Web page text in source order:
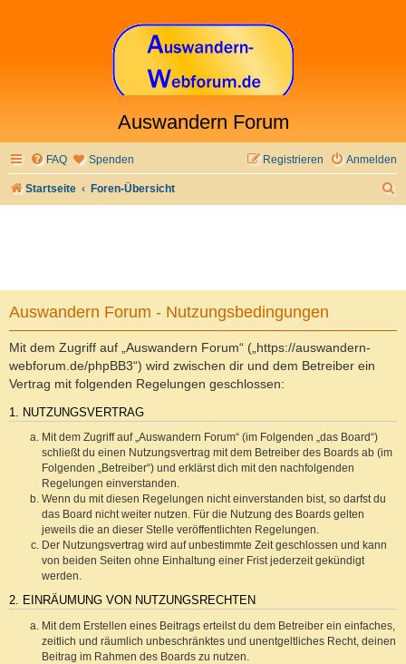
Auswandern Forum
FAQ Spenden Anmelden
Registrieren
Startseite Foren-Übersicht
Auswandern Forum - Nutzungsbedingungen
Mit dem Zugriff auf „Auswandern Forum“ („https://auswandern-
webforum.de/phpBB3“) wird zwischen dir und dem Betreiber ein
Vertrag mit folgenden Regelungen geschlossen:
1. NUTZUNGSVERTRAG
Mit dem Zugriff auf „Auswandern Forum“ (im Folgenden „das Board“)
schließt du einen Nutzungsvertrag mit dem Betreiber des Boards ab (im
Folgenden „Betreiber“) und erklärst dich mit den nachfolgenden
Regelungen einverstanden.
Wenn du mit diesen Regelungen nicht einverstanden bist, so darfst du
das Board nicht weiter nutzen. Für die Nutzung des Boards gelten
jeweils die an dieser Stelle veröffentlichten Regelungen.
Der Nutzungsvertrag wird auf unbestimmte Zeit geschlossen und kann
von beiden Seiten ohne Einhaltung einer Frist jederzeit gekündigt
werden.
2. EINRÄUMUNG VON NUTZUNGSRECHTEN
Mit dem Erstellen eines Beitrags erteilst du dem Betreiber ein einfaches,
zeitlich und räumlich unbeschränktes und unentgeltliches Recht, deinen
Beitrag im Rahmen des Boards zu nutzen.